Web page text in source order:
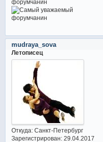
mudraya_sova
Летописец
Откуда:Санкт-Петербург
Зарегистрирован: 29.04.2017